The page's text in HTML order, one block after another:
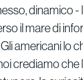
dinamico -
il mare di
americani lo
crediamo che